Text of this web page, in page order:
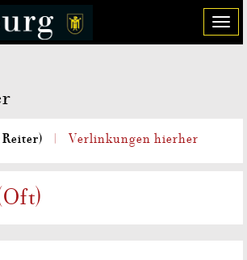
T
o
Verlinkungen hierher